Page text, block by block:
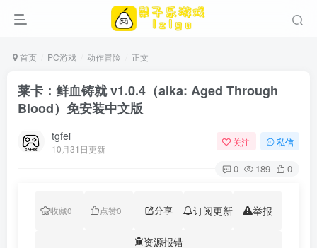
首页 PC游戏 动作冒险 正文
莱卡：鲜血铸就 v1.0.4（aika: Aged Through
Blood）免安装中文版
tgfei
10月31日更新
关注 私信
0 189 0
收藏0 点赞0 分享 订阅更新 举报
资源报错